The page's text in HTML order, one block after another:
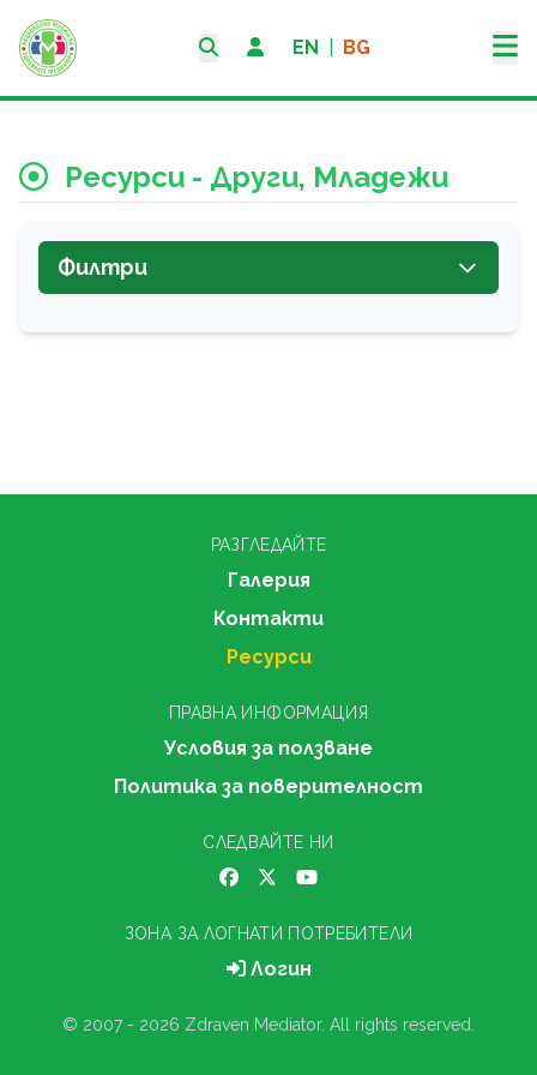
EN BG
Ресурси - Други, Младежи
Филтри
РАЗГЛЕДАЙТЕ
Галерия
Контакти
Ресурси
ПРАВНА ИНФОРМАЦИЯ
Условия за ползване
Политика за поверителност
СЛЕДВАЙТЕ НИ
ЗОНА ЗА ЛОГНАТИ ПОТРЕБИТЕЛИ
Логин
© 2007 - 2026 Zdraven Mediator. All rights reserved.